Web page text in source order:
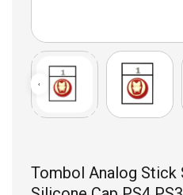
Tombol Analog Stick